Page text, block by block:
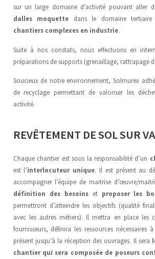
sur un large domaine d’activité pouvant aller
dalles moquette dans le domaine
chantiers complexes en industrie.
Suite à nos constats, nous effectuons en
préparations de supports (grenaillage, rattrapage
Soucieux de notre environnement, Solmurex
de recyclage permettant de valoriser les
activité.
REVÊTEMENT DE SOL SUR
Chaque chantier est sous la responsabilité d’un
est l’interlocuteur unique. Il est présent au
accompagner l’équipe de maitrise d’œuvre/
définition des besoinset proposer les
permettront d’atteindre les objectifs (qualité
avec les autres métiers). Il mettra en place les
fournisseurs, définira les ressources nécessaires
présent jusqu’à la réception des ouvrages. Il sera
chantier qui sera composée de poseurs